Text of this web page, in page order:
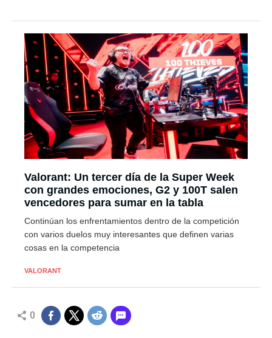
Valorant: Un tercer día de la Super Week
con grandes emociones, G2 y 100T salen
vencedores para sumar en la tabla
Continúan los enfrentamientos dentro de la competición
con varios duelos muy interesantes que definen varias
cosas en la competencia
VALORANT
0